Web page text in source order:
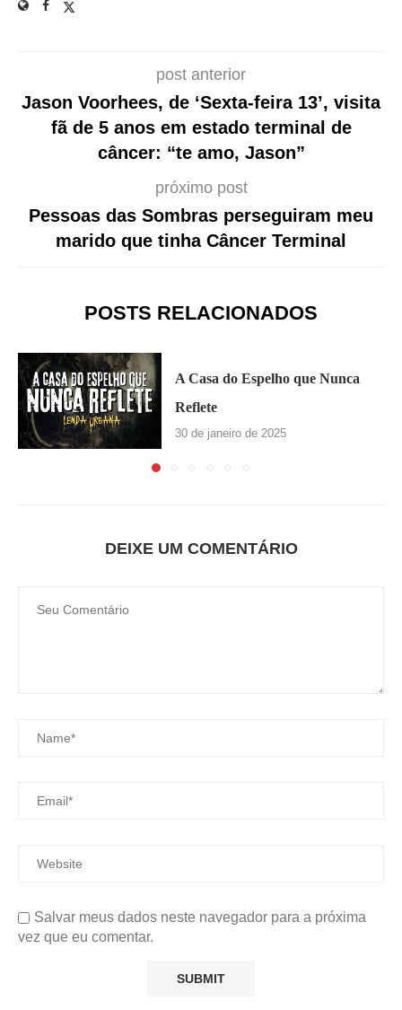
post anterior
Jason Voorhees, de ‘Sexta-feira 13’, visita
fã de 5 anos em estado terminal de
câncer: “te amo, Jason”
próximo post
Pessoas das Sombras perseguiram meu
marido que tinha Câncer Terminal
POSTS RELACIONADOS
A Casa do Espelho que Nunca
Reflete
30 de janeiro de 2025
DEIXE UM COMENTÁRIO
Salvar meus dados neste navegador para a próxima
vez que eu comentar.